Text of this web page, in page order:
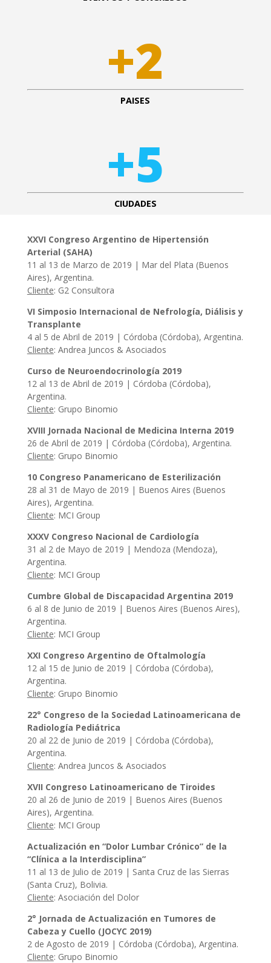
+2
PAISES
+5
CIUDADES
XXVI Congreso Argentino de Hipertensión
Arterial (SAHA)
11 al 13 de Marzo de 2019 | Mar del Plata (Buenos
Aires), Argentina.
Cliente: G2 Consultora
VI Simposio Internacional de Nefrología, Diálisis y
Transplante
4 al 5 de Abril de 2019 | Córdoba (Córdoba), Argentina.
Cliente: Andrea Juncos & Asociados
Curso de Neuroendocrinología 2019
12 al 13 de Abril de 2019 | Córdoba (Córdoba),
Argentina.
Cliente: Grupo Binomio
XVIII Jornada Nacional de Medicina Interna 2019
26 de Abril de 2019 | Córdoba (Córdoba), Argentina.
Cliente: Grupo Binomio
10 Congreso Panamericano de Esterilización
28 al 31 de Mayo de 2019 | Buenos Aires (Buenos
Aires), Argentina.
Cliente: MCI Group
XXXV Congreso Nacional de Cardiología
31 al 2 de Mayo de 2019 | Mendoza (Mendoza),
Argentina.
Cliente: MCI Group
Cumbre Global de Discapacidad Argentina 2019
6 al 8 de Junio de 2019 | Buenos Aires (Buenos Aires),
Argentina.
Cliente: MCI Group
XXI Congreso Argentino de Oftalmología
12 al 15 de Junio de 2019 | Córdoba (Córdoba),
Argentina.
Cliente: Grupo Binomio
22° Congreso de la Sociedad Latinoamericana de
Radiología Pediátrica
20 al 22 de Junio de 2019 | Córdoba (Córdoba),
Argentina.
Cliente: Andrea Juncos & Asociados
XVII Congreso Latinoamericano de Tiroides
20 al 26 de Junio de 2019 | Buenos Aires (Buenos
Aires), Argentina.
Cliente: MCI Group
Actualización en “Dolor Lumbar Crónico” de la
“Clínica a la Interdisciplina”
11 al 13 de Julio de 2019 | Santa Cruz de las Sierras
(Santa Cruz), Bolivia.
Cliente: Asociación del Dolor
2° Jornada de Actualización en Tumores de
Cabeza y Cuello (JOCYC 2019)
2 de Agosto de 2019 | Córdoba (Córdoba), Argentina.
Cliente: Grupo Binomio